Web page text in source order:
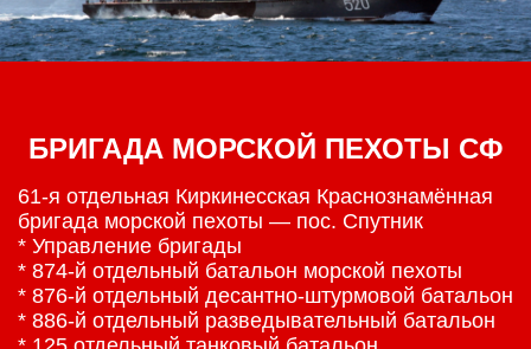
БРИГАДА МОРСКОЙ ПЕХОТЫ СФ
61-я отдельная Киркинесская Краснознамённая
бригада морской пехоты — пос. Спутник
* Управление бригады
* 874-й отдельный батальон морской пехоты
* 876-й отдельный десантно-штурмовой батальон
* 886-й отдельный разведывательный батальон